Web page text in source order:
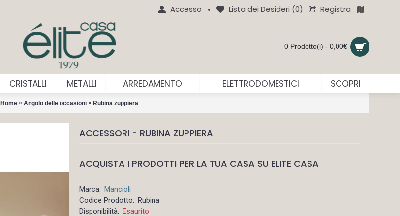
Accesso • Lista dei Desideri (0) Registra
0 Prodotto(i) - 0,00€
CRISTALLI METALLI ARREDAMENTO ELETTRODOMESTICI SCOPRI
Home » Angolo delle occasioni » Rubina zuppiera
ACCESSORI - RUBINA ZUPPIERA
ACQUISTA I PRODOTTI PER LA TUA CASA SU ELITE CASA
Marca: Mancioli
Codice Prodotto: Rubina
Disponibilità: Esaurito